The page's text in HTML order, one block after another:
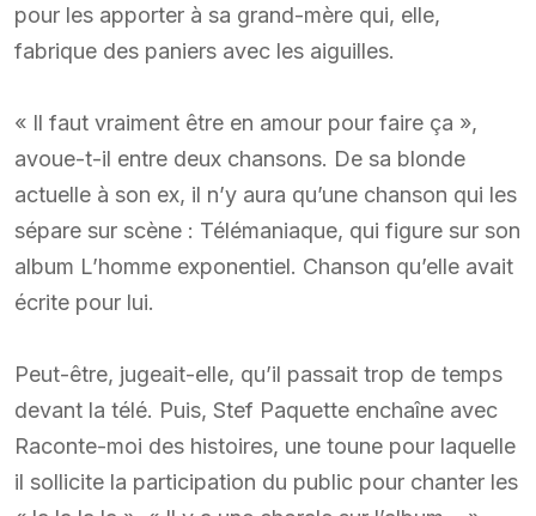
pour les apporter à sa grand-mère qui, elle,
fabrique des paniers avec les aiguilles.
« Il faut vraiment être en amour pour faire ça »,
avoue-t-il entre deux chansons. De sa blonde
actuelle à son ex, il n’y aura qu’une chanson qui les
sépare sur scène : Télémaniaque, qui figure sur son
album L’homme exponentiel. Chanson qu’elle avait
écrite pour lui.
Peut-être, jugeait-elle, qu’il passait trop de temps
devant la télé. Puis, Stef Paquette enchaîne avec
Raconte-moi des histoires, une toune pour laquelle
il sollicite la participation du public pour chanter les